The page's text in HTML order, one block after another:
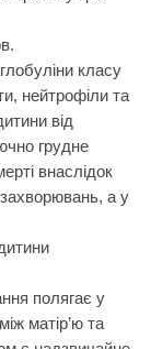
класу
нейтрофіли та
від
грудне
внаслідок
захворювань, а у
полягає у
матір’ю та